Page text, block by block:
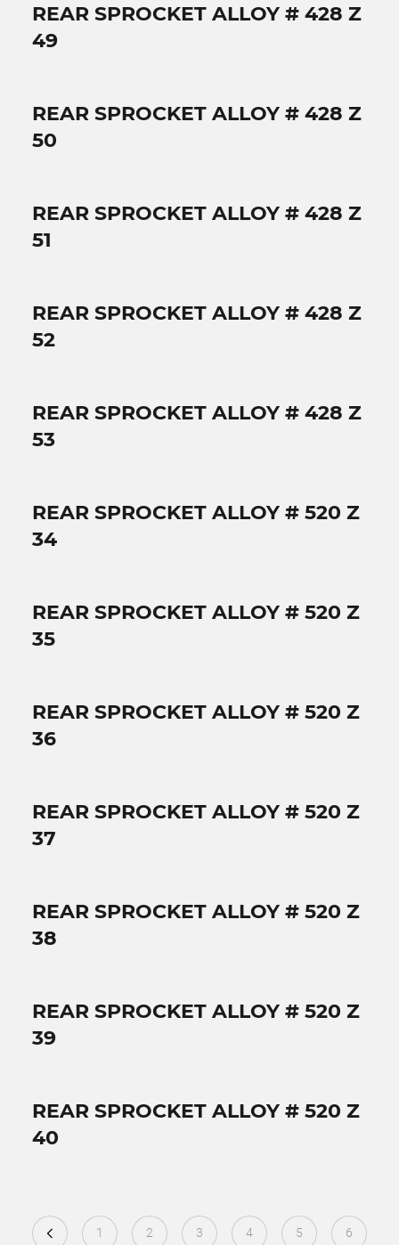
REAR SPROCKET ALLOY # 428 Z
49
REAR SPROCKET ALLOY # 428 Z
50
REAR SPROCKET ALLOY # 428 Z
51
REAR SPROCKET ALLOY # 428 Z
52
REAR SPROCKET ALLOY # 428 Z
53
REAR SPROCKET ALLOY # 520 Z
34
REAR SPROCKET ALLOY # 520 Z
35
REAR SPROCKET ALLOY # 520 Z
36
REAR SPROCKET ALLOY # 520 Z
37
REAR SPROCKET ALLOY # 520 Z
38
REAR SPROCKET ALLOY # 520 Z
39
REAR SPROCKET ALLOY # 520 Z
40
1 2 3 4 5 6